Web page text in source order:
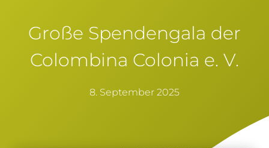
Große Spendengala der
Colombina Colonia e. V.
8. September 2025